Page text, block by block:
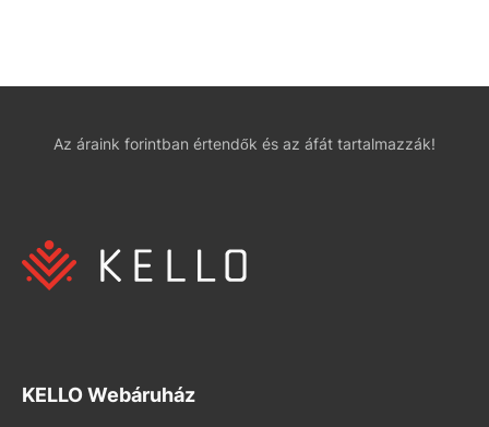
Az áraink forintban értendők és az áfát tartalmazzák!
KELLO Webáruház